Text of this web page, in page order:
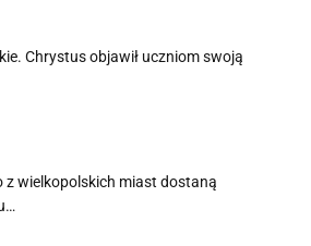
Chrystus objawił uczniom swoją
z wielkopolskich miast dostaną